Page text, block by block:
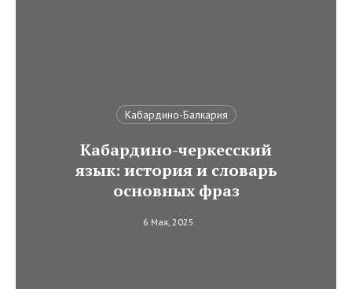
Кабардино-Балкария
Кабардино-черкесский
язык: история и словарь
основных фраз
6 Мая, 2025